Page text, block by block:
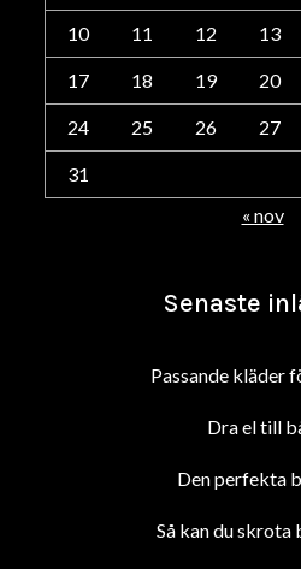
10 11 12 13
17 18 19 20
24 25 26 27
31
« nov
Senaste
Passande kläder
Dra el till
Den perfekta
Så kan du skrota